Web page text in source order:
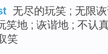
无尽的玩笑 ; 无限
笑地 ; 诙谐地 ; 不认
笑